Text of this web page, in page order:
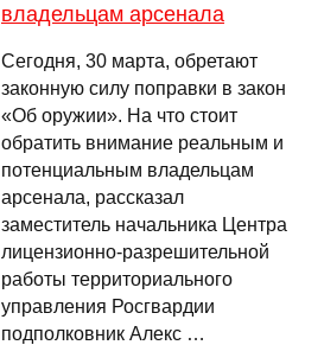
владельцам арсенала
Сегодня, 30 марта, обретают
законную силу поправки в закон
«Об оружии». На что стоит
обратить внимание реальным и
потенциальным владельцам
арсенала, рассказал
заместитель начальника Центра
лицензионно-разрешительной
работы территориального
управления Росгвардии
подполковник Алекс …